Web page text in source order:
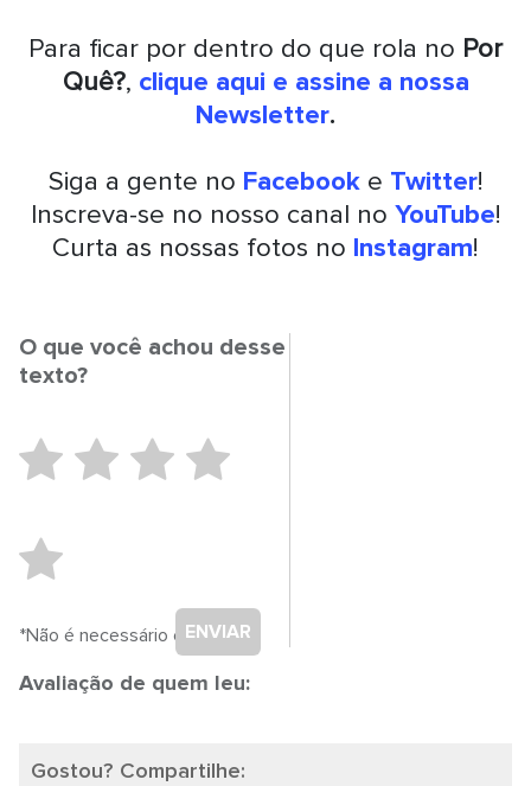
Para ficar por dentro do que rola no Por
Quê?, clique aqui e assine a nossa
Newsletter.
Siga a gente no Facebooke Twitter!
Inscreva-se no nosso canal no YouTube!
Curta as nossas fotos no Instagram!
O que você achou desse
texto?
ENVIAR
*Não é necessário cadastro.
Avaliação de quem leu:
Gostou? Compartilhe: